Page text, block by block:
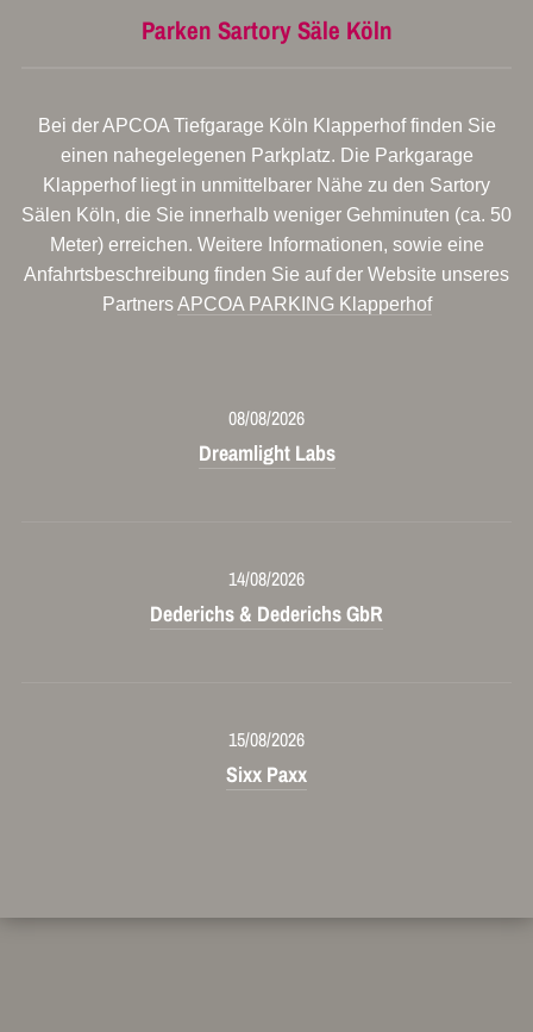
Parken Sartory Säle Köln
Bei der APCOA Tiefgarage Köln Klapperhof finden Sie
einen nahegelegenen Parkplatz. Die Parkgarage
Klapperhof liegt in unmittelbarer Nähe zu den Sartory
Sälen Köln, die Sie innerhalb weniger Gehminuten (ca. 50
Meter) erreichen. Weitere Informationen, sowie eine
Anfahrtsbeschreibung finden Sie auf der Website unseres
PartnersAPCOA PARKING Klapperhof
08/08/2026
Dreamlight Labs
14/08/2026
Dederichs & Dederichs GbR
15/08/2026
Sixx Paxx